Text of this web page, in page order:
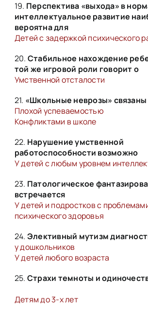
19. Перспектива «выхода» в
интеллектуальное развитие
вероятна для
Детей с задержкой психического
20. Стабильное нахождение
той же игровой роли говорит о
Умственной отсталости
21. «Школьные неврозы» связаны
Плохой успеваемостью
Конфликтами в школе
22. Нарушение умственной
работоспособности возможно
У детей с любым уровнем
23. Патологическое
встречается
У детей и подростков с
психического здоровья
24. Элективный мутизм
у дошкольников
У детей любого возраста
25. Страхи темноты и
Детям до 3-х лет